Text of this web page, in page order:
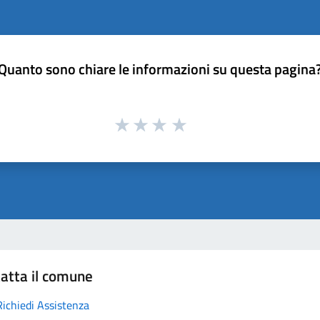
sono chiare le informazioni su questa
il comune
Assistenza